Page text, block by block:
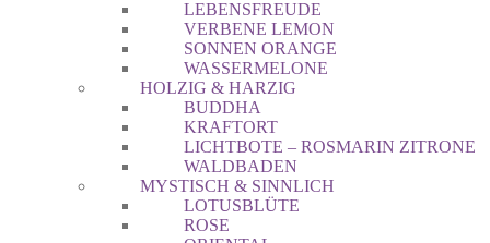
LEBENSFREUDE
VERBENE LEMON
SONNEN ORANGE
WASSERMELONE
HOLZIG & HARZIG
BUDDHA
KRAFTORT
LICHTBOTE – ROSMARIN ZITRONE
WALDBADEN
MYSTISCH & SINNLICH
LOTUSBLÜTE
ROSE